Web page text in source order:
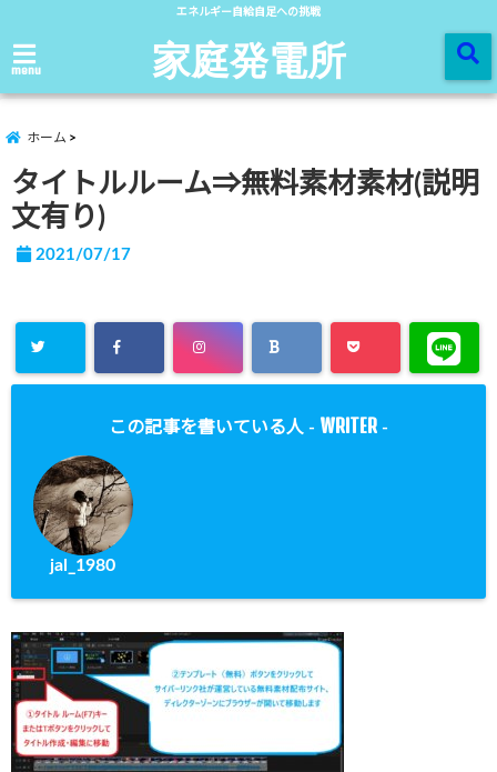
エネルギー自給自足への挑戦
menu 家庭発電所
ホーム
タイトルルーム⇒無料素材素材(説明
文有り)
2021/07/17
この記事を書いている人 - WRITER -
jal_1980